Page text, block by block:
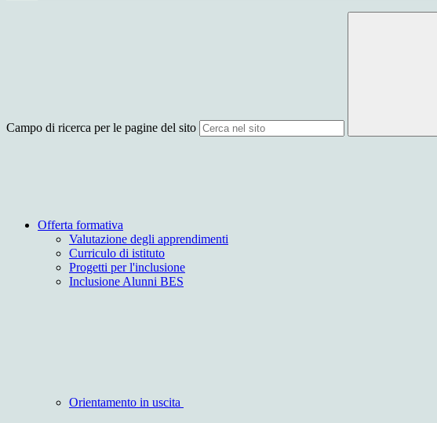
Campo di ricerca per le pagine del sito
Offerta formativa
Valutazione degli apprendimenti
Curriculo di istituto
Progetti per l'inclusione
Inclusione Alunni BES
Orientamento in uscita